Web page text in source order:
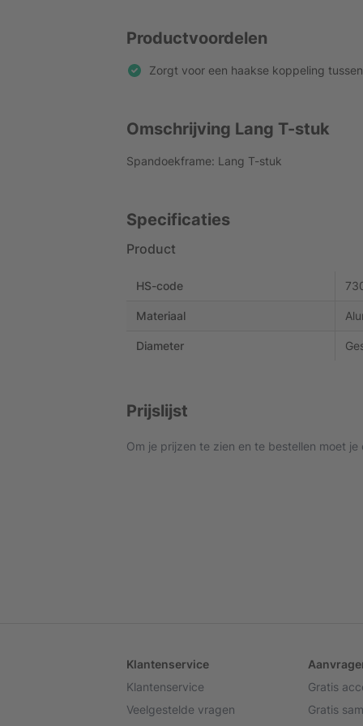
Productvoordelen
Zorgt voor een haakse koppeling
Omschrijving Lang T-stuk
Spandoekframe: Lang T-stuk
Specificaties
Product
HS-code
Materiaal
Diameter
Prijslijst
Om je prijzen te zien en te bestellen moet
Klantenservice
Klantenservice
Veelgestelde vragen
Gratis
Gratis